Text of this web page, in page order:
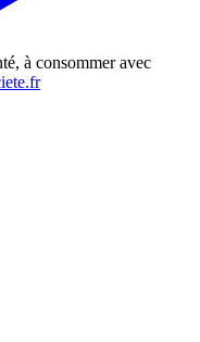
à consommer avec